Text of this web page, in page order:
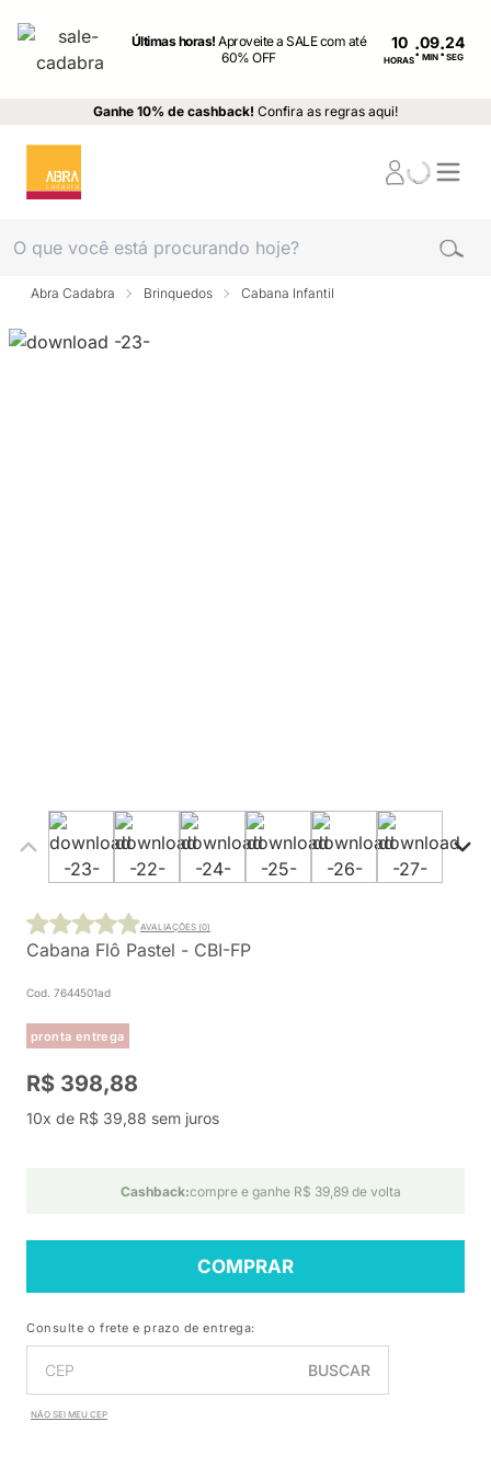
Últimas horas!Aproveite a SALE com até
60% OFF
10
HORAS: MIN : SEG
Ganhe 10% de cashback! Confira as regras aqui!
Abra Cadabra Brinquedos Cabana Infantil
Cabana Flô Pastel - CBI-FP
Cod. 7644501ad
pronta entrega
AVALIAÇÕES (0)
R$ 398,88
10x de R$ 39,88 sem juros
Cashback:compre e ganhe R$ 39,89 de volta
COMPRAR
Consulte o frete e prazo de entrega:
BUSCAR
NÃO SEI MEU CEP